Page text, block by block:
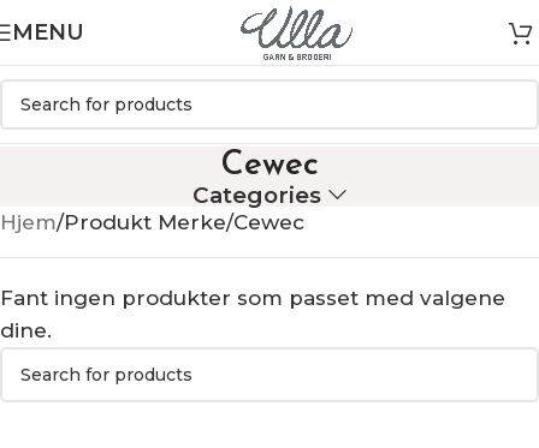
MENU
Cewec
Categories
Hjem Produkt Merke Cewec
Fant ingen produkter som passet med valgene
dine.